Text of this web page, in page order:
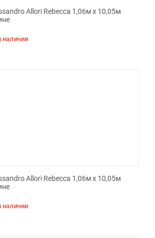
Allori Rebecca 1,06м х 10,05м
наличии
Allori Rebecca 1,06м х 10,05м
наличии